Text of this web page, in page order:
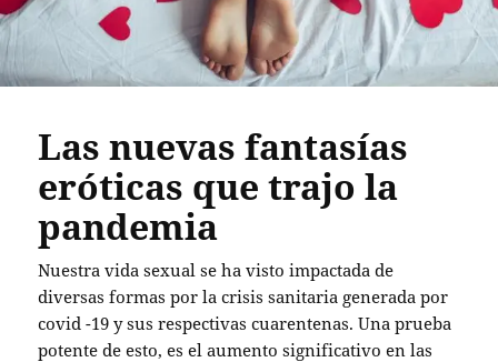
Las nuevas fantasías
eróticas que trajo la
pandemia
Nuestra vida sexual se ha visto impactada de
diversas formas por la crisis sanitaria generada por
covid -19 y sus respectivas cuarentenas. Una prueba
potente de esto, es el aumento significativo en las